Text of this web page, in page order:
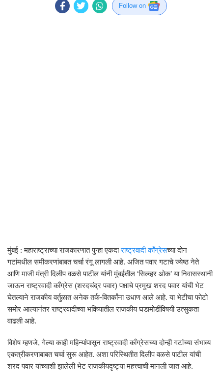
Follow on
मुंबई : महाराष्ट्राच्या राजकारणात पुन्हा एकदाराष्ट्रवादी काँग्रेसच्या दोन
गटांमधील समीकरणांबाबत चर्चा रंगू लागली आहे. अजित पवार गटाचे ज्येष्ठ नेते
आणि माजी मंत्री दिलीप वळसे पाटील यांनी मुंबईतील ‘सिल्व्हर ओक’ या निवासस्थानी
जाऊन राष्ट्रवादी काँग्रेस (शरदचंद्र पवार) पक्षाचे प्रमुख शरद पवार यांची भेट
घेतल्याने राजकीय वर्तुळात अनेक तर्क-वितर्कांना उधाण आले आहे. या भेटीचा फोटो
समोर आल्यानंतर राष्ट्रवादीच्या भविष्यातील राजकीय घडामोडींविषयी उत्सुकता
वाढली आहे.
विशेष म्हणजे, गेल्या काही महिन्यांपासून राष्ट्रवादी काँग्रेसच्या दोन्ही गटांच्या संभाव्य
एकत्रीकरणाबाबत चर्चा सुरू आहेत. अशा परिस्थितीत दिलीप वळसे पाटील यांची
शरद पवार यांच्याशी झालेली भेट राजकीयदृष्ट्या महत्त्वाची मानली जात आहे.